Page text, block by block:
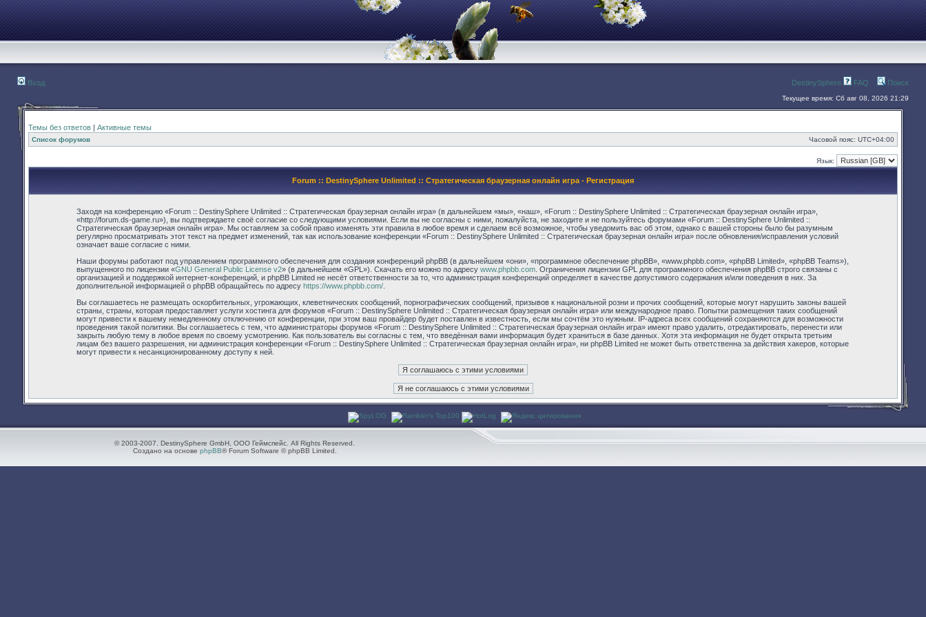
Вход DestinySphere FAQ Поиск
Текущее время: Сб авг 08, 2026 21:29
Темы без ответов | Активные темы
Список форумов Часовой пояс: UTC+04:00
Язык:
Forum :: DestinySphere Unlimited :: Стратегическая браузерная онлайн игра - Регистрация
Заходя на конференцию «Forum :: DestinySphere Unlimited :: Стратегическая браузерная онлайн игра» (в дальнейшем «мы», «наш», «Forum :: DestinySphere Unlimited :: Стратегическая браузерная онлайн игра»,
«http://forum.ds-game.ru»), вы подтверждаете своё согласие со следующими условиями. Если вы не согласны с ними, пожалуйста, не заходите и не пользуйтесь форумами «Forum :: DestinySphere Unlimited ::
Стратегическая браузерная онлайн игра». Мы оставляем за собой право изменять эти правила в любое время и сделаем всё возможное, чтобы уведомить вас об этом, однако с вашей стороны было бы разумным
регулярно просматривать этот текст на предмет изменений, так как использование конференции «Forum :: DestinySphere Unlimited :: Стратегическая браузерная онлайн игра» после обновления/исправления условий
означает ваше согласие с ними.
Наши форумы работают под управлением программного обеспечения для создания конференций phpBB (в дальнейшем «они», «программное обеспечение phpBB», «www.phpbb.com», «phpBB Limited», «phpBB Teams»),
выпущенного по лицензии «GNU General Public License v2» (в дальнейшем «GPL»). Скачать его можно по адресу www.phpbb.com . Ограничения лицензии GPL для программного обеспечения phpBB строго связаны с
организацией и поддержкой интернет-конференций, и phpBB Limited не несёт ответственности за то, что администрация конференций определяет в качестве допустимого содержания и/или поведения в них. За
дополнительной информацией о phpBB обращайтесь по адресу https://www.phpbb.com/
Вы соглашаетесь не размещать оскорбительных, угрожающих, клеветнических сообщений, порнографических сообщений, призывов к национальной розни и прочих сообщений, которые могут нарушить законы вашей
страны, страны, которая предоставляет услуги хостинга для форумов «Forum :: DestinySphere Unlimited :: Стратегическая браузерная онлайн игра» или международное право. Попытки размещения таких сообщений
могут привести к вашему немедленному отключению от конференции, при этом ваш провайдер будет поставлен в известность, если мы сочтём это нужным. IP-адреса всех сообщений сохраняются для возможности
проведения такой политики. Вы соглашаетесь с тем, что администраторы форумов «Forum :: DestinySphere Unlimited :: Стратегическая браузерная онлайн игра» имеют право удалить, отредактировать, перенести или
закрыть любую тему в любое время по своему усмотрению. Как пользователь вы согласны с тем, что введённая вами информация будет храниться в базе данных. Хотя эта информация не будет открыта третьим
лицам без вашего разрешения, ни администрация конференции «Forum :: DestinySphere Unlimited :: Стратегическая браузерная онлайн игра», ни phpBB Limited не может быть ответственна за действия хакеров, которые
могут привести к несанкционированному доступу к ней.
© 2003-2007. DestinySphere GmbH, ООО Геймспейс. All Rights Reserved.
Создано на основе phpBB® Forum Software © phpBB Limited.